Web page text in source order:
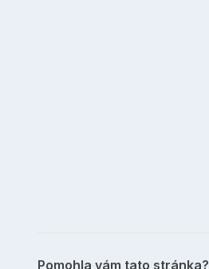
Pomohla vám tato stránka?